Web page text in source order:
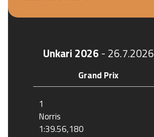
Unkari 2026 - 26.7.2026
Grand Prix
1
Norris
1:39.56,180